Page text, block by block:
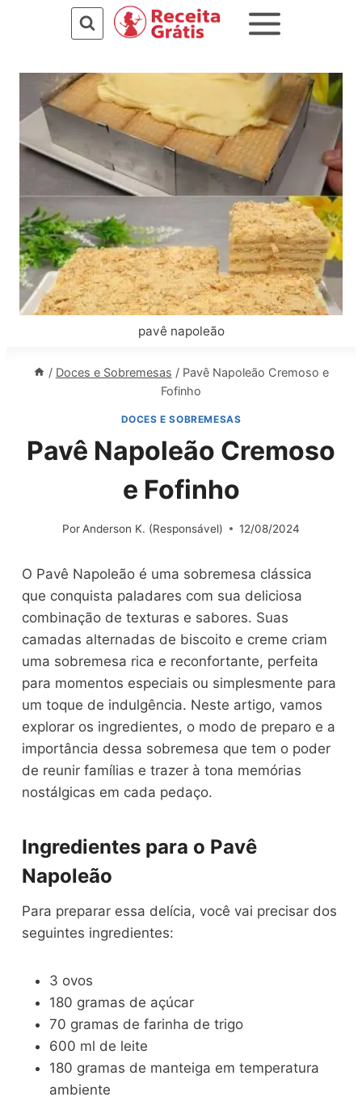
Conteúdo
pavê napoleão
/ Doces e Sobremesas / Pavê Napoleão Cremoso e
Fofinho
DOCES E SOBREMESAS
Pavê Napoleão Cremoso
e Fofinho
Por Anderson K. (Responsável) 12/08/2024
O Pavê Napoleão é uma sobremesa clássica
que conquista paladares com sua deliciosa
combinação de texturas e sabores. Suas
camadas alternadas de biscoito e creme criam
uma sobremesa rica e reconfortante, perfeita
para momentos especiais ou simplesmente para
um toque de indulgência. Neste artigo, vamos
explorar os ingredientes, o modo de preparo e a
importância dessa sobremesa que tem o poder
de reunir famílias e trazer à tona memórias
nostálgicas em cada pedaço.
Ingredientes para o Pavê
Napoleão
Para preparar essa delícia, você vai precisar dos
seguintes ingredientes:
3 ovos
180 gramas de açúcar
70 gramas de farinha de trigo
600 ml de leite
180 gramas de manteiga em temperatura
ambiente